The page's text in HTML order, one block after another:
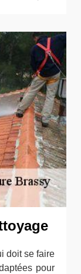
doit se faire
pour